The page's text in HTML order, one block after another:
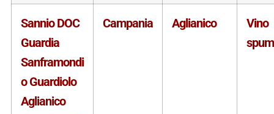
Sannio DOC
Guardia
Sanframondi
o Guardiolo
Aglianico
Campania Aglianico
Vino